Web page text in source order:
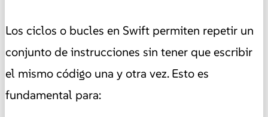
Los ciclos o bucles en Swift permiten repetir un
conjunto de instrucciones sin tener que escribir
el mismo código una y otra vez. Esto es
fundamental para: